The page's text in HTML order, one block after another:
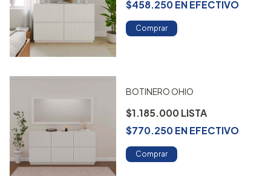
$458.250ENEFECTIVO
Comprar
BOTINERO OHIO
$1.185.000
$770.250ENEFECTIVO
Comprar